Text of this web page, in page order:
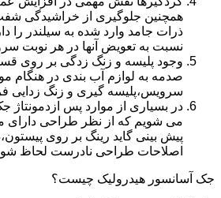
همچنین جلوگیری از خراشیدگی
ذرات جامد وارد شده به سیلندر را
نسبت به تعویض آنها در هر نوبت
وجود پلیسه و زنگ زدگی بر روی
صدمه به لوازم آب بندی در هنگام
سرویس،پلیسه گیری و زنگ زدایی
در بسیاری از موارد پس ازدمونتاژ
می شویم که از نظر طراحی دارای
پیش بینی گاید رینگ بر روی
اصلاحات طراحی نادرست لحاظ
جک آسانسور هیدرولیک چیست؟